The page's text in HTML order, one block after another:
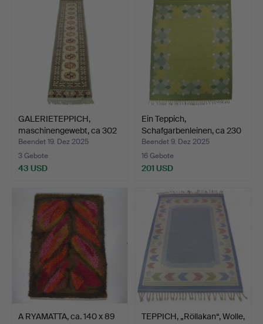
GALERIETEPPICH,
maschinengewebt, ca 302
x …
Beendet 19. Dez 2025
3 Gebote
43 USD
Ein Teppich,
Schafgarbenleinen, ca 230
x 1…
Beendet 9. Dez 2025
16 Gebote
201 USD
A RYAMATTA, ca. 140 x 89
TEPPICH, „Röllakan“, Wolle,